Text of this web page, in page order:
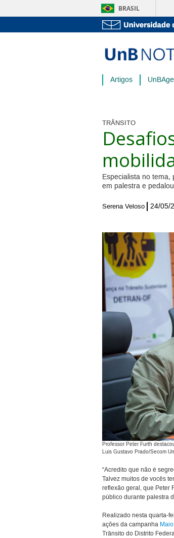
BRASIL
Artigos
TRÂNSITO
Especialista no
em palestra e
Serena Veloso 24/05/
Professor Peter Furth
Luis Gustavo Prado/Secom
“Acredito que não é
Talvez muitos de vocês
reflexão geral, que Peter
público durante palestra
Realizado nesta quarta-
ações da campanha
Trânsito do Distrito